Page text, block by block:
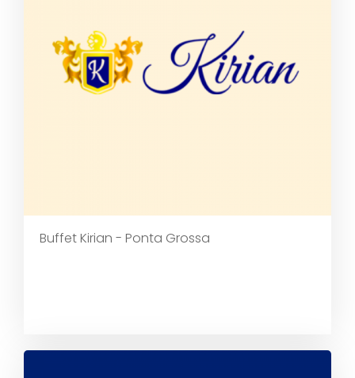
Buffet Kirian - Ponta Grossa